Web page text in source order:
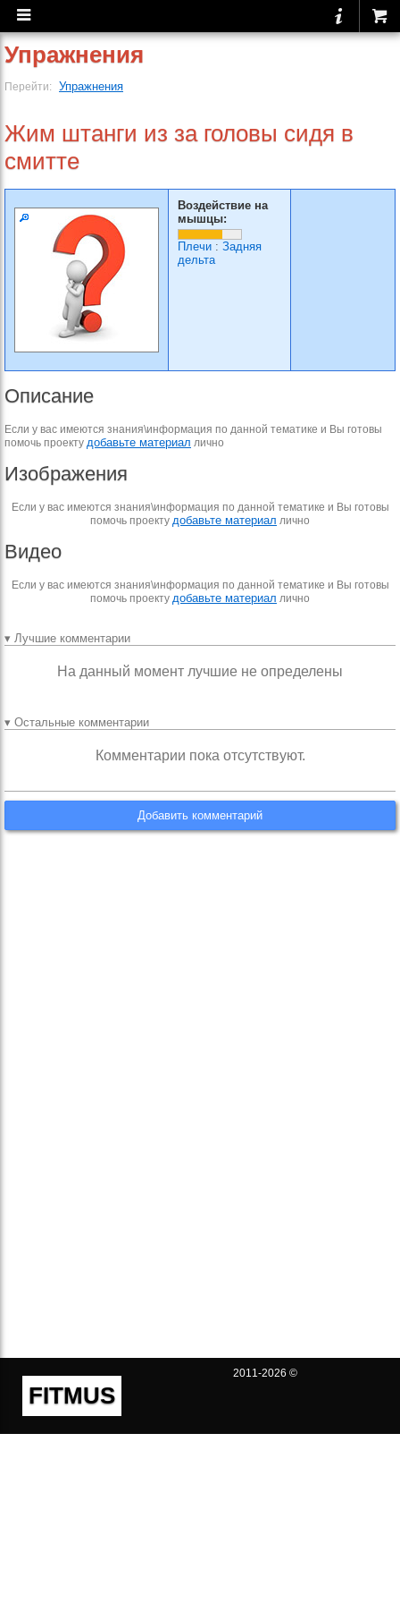
Упражнения
Перейти: Упражнения
Жим штанги из за головы сидя в
смитте
Воздействие на
мышцы:
Плечи : Задняя
дельта
Описание
Если у вас имеются знания\информация по данной тематике и Вы готовы
помочь проекту добавьте материал лично
Изображения
Если у вас имеются знания\информация по данной тематике и Вы готовы
помочь проекту добавьте материал лично
Видео
Если у вас имеются знания\информация по данной тематике и Вы готовы
помочь проекту добавьте материал лично
▾ Лучшие комментарии
На данный момент лучшие не определены
▾ Остальные комментарии
Комментарии пока отсутствуют.
Добавить комментарий
FITMUS
2011-2026 ©